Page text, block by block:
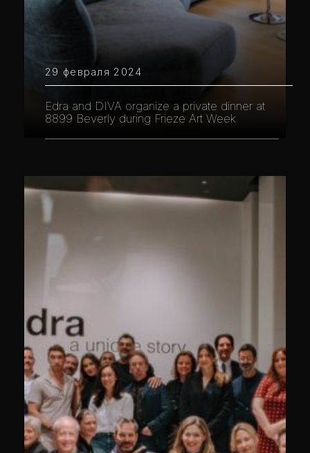
29 февраля 2024
Edra and DIVA organize a private dinner at
8899 Beverly during Frieze Art Week